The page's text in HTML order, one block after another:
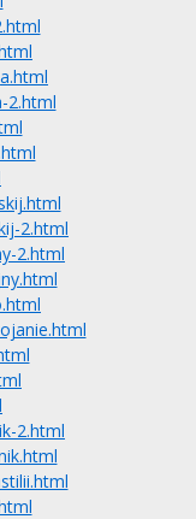
2.html
2.html
2.html
2.html